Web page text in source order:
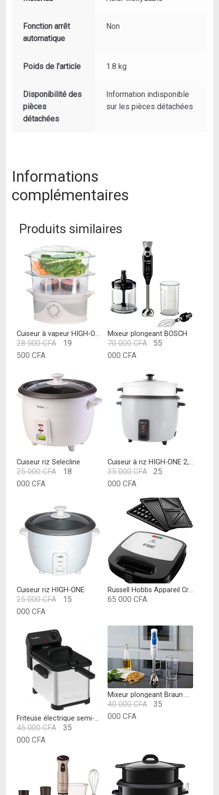
Fonction arrêt
automatique
‎Non
Poids de l’article ‎1.8 kg
Disponibilité des
pièces
détachées
‎Information indisponible
sur les pièces détachées
Informations
complémentaires
Produits similaires
Cuiseur à vapeur HIGH-ONE 2 niveaux, 6L
28 500CFA
Le
était :
28
500 CFA.
19
500 CFALe
actuel
est :
19
Mixeur plongeant BOSCH
70 000CFA
Le
était :
000 CFA.
55
000 CFALe
actuel
Cuiseur riz Selecline
25 000CFA
Le
était :
25
000 CFA.
18
000 CFALe
actuel
est :
18
Cuiseur à riz HIGH-ONE 2,5L
35 000CFA
Le
initial
était :
35
000 CFA.
25
000 CFALe
prix
actuel
est :
25
000 CFA.
Cuiseur riz HIGH-ONE
25 000CFA
Le
était :
25
000 CFA.
15
000 CFALe
actuel
est :
15
000 CFA.
Russell Hobbs Appareil Croque Monsieur [Multifonction 3en1] Fiesta (Gaufrier, Grill, Sandwich, Croque Monsieur, Plaques Amovibles Anti Adhésives, 750W, Design Inox Brossé) 24540-56
65 000 CFA
Friteuse électrique semi-pro Moulinex
45 000CFA
Le
était :
000 CFA.
35
000 CFALe
actuel
35
Mixeur plongeant Braun MQ3000WH
40 000CFA
Le
40
000 CFA.
35
000 CFALe
est :
35